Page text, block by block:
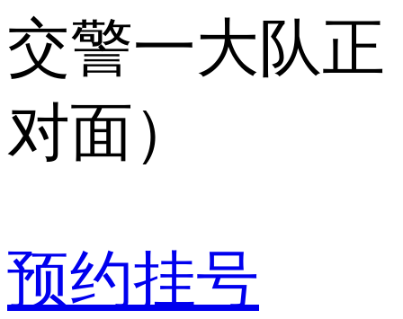
交警一大队正
对面）
预约挂号